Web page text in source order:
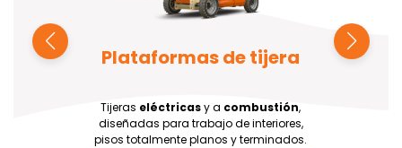
Plataformas de tijera
Tijeras eléctricasy a combustión,
diseñadas para trabajo de interiores,
pisos totalmente planos y terminados.